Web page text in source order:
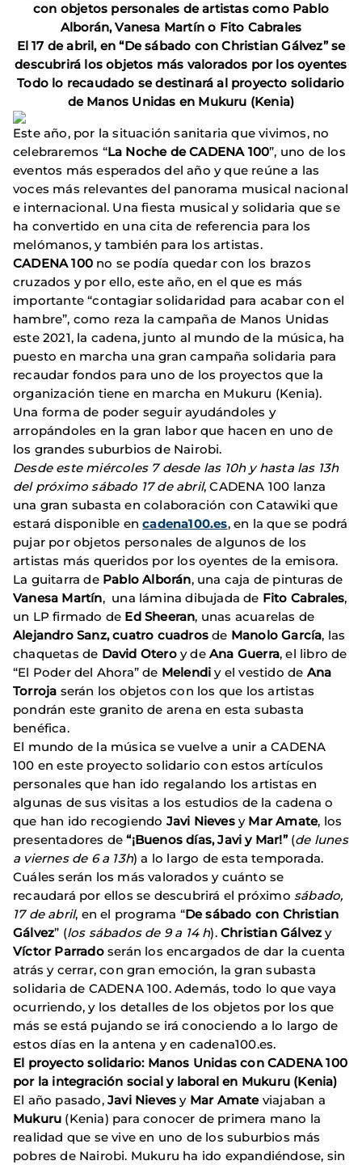
con objetos personales de artistas como Pablo
Alborán, Vanesa Martín o Fito Cabrales
El 17 de abril, en “De sábado con Christian Gálvez” se
descubrirá los objetos más valorados por los oyentes
Todo lo recaudado se destinará al proyecto solidario
de Manos Unidas en Mukuru (Kenia)
Este año, por la situación sanitaria que vivimos, no
celebraremos “La Noche de CADENA 100”, uno de los
eventos más esperados del año y que reúne a las
voces más relevantes del panorama musical nacional
e internacional. Una fiesta musical y solidaria que se
ha convertido en una cita de referencia para los
melómanos, y también para los artistas.
CADENA 100 no se podía quedar con los brazos
cruzados y por ello, este año, en el que es más
importante “contagiar solidaridad para acabar con el
hambre”, como reza la campaña de Manos Unidas
este 2021, la cadena, junto al mundo de la música, ha
puesto en marcha una gran campaña solidaria para
recaudar fondos para uno de los proyectos que la
organización tiene en marcha en Mukuru (Kenia).
Una forma de poder seguir ayudándoles y
arropándoles en la gran labor que hacen en uno de
los grandes suburbios de Nairobi.
Desde este miércoles 7 desde las 10h y hasta las 13h
del próximo sábado 17 de abril, CADENA 100 lanza
una gran subasta en colaboración con Catawiki que
estará disponible encadena100.es, en la que se podrá
pujar por objetos personales de algunos de los
artistas más queridos por los oyentes de la emisora.
La guitarra de Pablo Alborán, una caja de pinturas de
Vanesa Martín, una lámina dibujada de Fito Cabrales,
un LP firmado de Ed Sheeran, unas acuarelas de
Alejandro Sanz, cuatro cuadros de Manolo García, las
chaquetas de David Oteroy deAna Guerra, el libro de
“El Poder del Ahora” de Melendi y el vestido de Ana
Torroja serán los objetos con los que los artistas
pondrán este granito de arena en esta subasta
benéfica.
El mundo de la música se vuelve a unir a CADENA
100 en este proyecto solidario con estos artículos
personales que han ido regalando los artistas en
algunas de sus visitas a los estudios de la cadena o
que han ido recogiendo Javi Nievesy Mar Amate, los
presentadores de“¡Buenos días, Javi y Mar!”(de lunes
a viernes de 6 a 13h) a lo largo de esta temporada.
Cuáles serán los más valorados y cuánto se
recaudará por ellos se descubrirá el próximosábado,
17 de abril, en el programa “De sábado con Christian
Gálvez” (los sábados de 9 a 14 h).Christian Gálvez y
Víctor Parradoserán los encargados de dar la cuenta
atrás y cerrar, con gran emoción, la gran subasta
solidaria de CADENA 100. Además, todo lo que vaya
ocurriendo, y los detalles de los objetos por los que
más se está pujando se irá conociendo a lo largo de
estos días en la antena y en cadena100.es.
El proyecto solidario: Manos Unidas con CADENA 100
por la integración social y laboral en Mukuru (Kenia)
El año pasado, Javi Nieves y Mar Amateviajaban a
Mukuru (Kenia) para conocer de primera mano la
realidad que se vive en uno de los suburbios más
pobres de Nairobi. Mukuru ha ido expandiéndose, sin